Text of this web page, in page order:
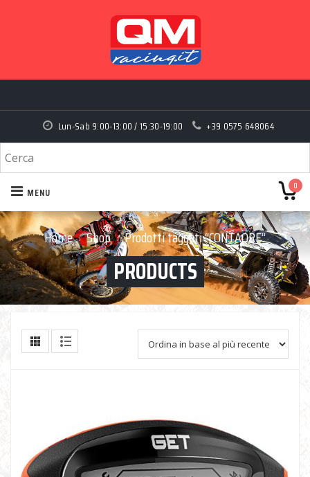
Lun-Sab 9:00-13:00 / 15:30-19:00 +39 0575 648064
0
MENU
Home › Shop › Prodotti taggati “CONTAORE”
PRODUCTS